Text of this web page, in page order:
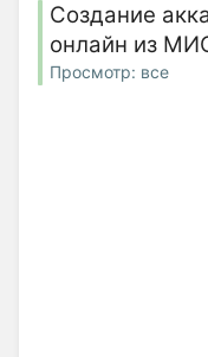
Создание
онлайн из
Просмотр: все